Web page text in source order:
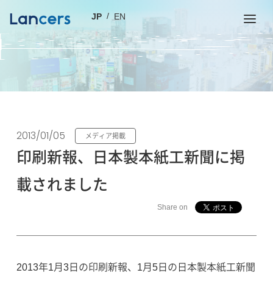
JP EN
2013/01/05 メディア掲載
印刷新報、日本製本紙工新聞に掲
載されました
Share on
2013年1月3日の印刷新報、1月5日の日本製本紙工新聞